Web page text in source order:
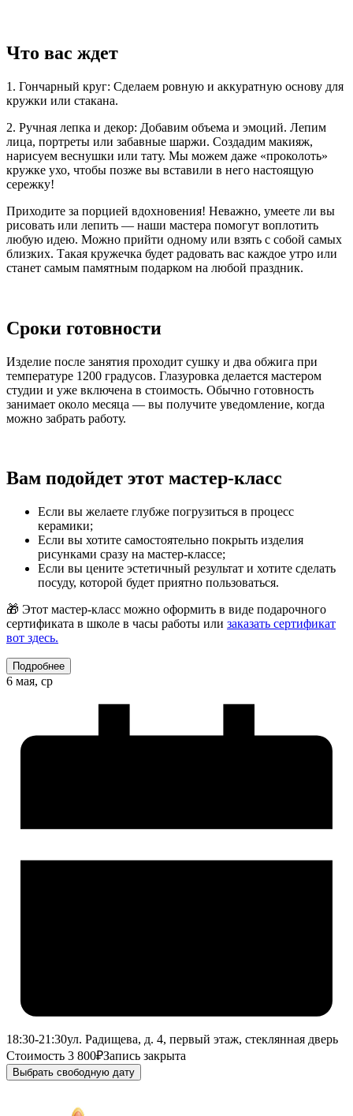
Что вас ждет
1. Гончарный круг: Сделаем ровную и аккуратную основу для
кружки или стакана.
2. Ручная лепка и декор: Добавим объема и эмоций. Лепим
лица, портреты или забавные шаржи. Создадим макияж,
нарисуем веснушки или тату. Мы можем даже «проколоть»
кружке ухо, чтобы позже вы вставили в него настоящую
сережку!
Приходите за порцией вдохновения! Неважно, умеете ли вы
рисовать или лепить — наши мастера помогут воплотить
любую идею. Можно прийти одному или взять с собой самых
близких. Такая кружечка будет радовать вас каждое утро или
станет самым памятным подарком на любой праздник.
Сроки готовности
Изделие после занятия проходит сушку и два обжига при
температуре 1200 градусов. Глазуровка делается мастером
студии и уже включена в стоимость. Обычно готовность
занимает около месяца — вы получите уведомление, когда
можно забрать работу.
Вам подойдет этот мастер-класс
Если вы желаете глубже погрузиться в процесс
керамики;
Если вы хотите самостоятельно покрыть изделия
рисунками сразу на мастер-классе;
Если вы цените эстетичный результат и хотите сделать
посуду, которой будет приятно пользоваться.
🎁 Этот мастер-класс можно оформить в виде подарочного
сертификата в школе в часы работы или заказать сертификат
вот здесь.
Подробнее
6 мая, ср
18:30-21:30ул. Радищева, д. 4, первый этаж, стеклянная дверь
Стоимость 3 800₽Запись закрыта
Выбрать свободную дату